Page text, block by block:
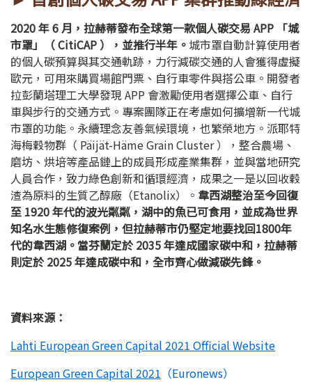
2020 年 6 月，拉赫蒂發布全球第一款個人碳交易 APP 「城
市罩」（ CitiCAP ），並推行半年。 城市罩自動計算使用者
的個人碳預算與其交通軌跡，力行減碳交通的人會獲得虛擬
歐元，可用來購買場館門票、自行車零件與搭公車。開發者
拉彭蘭塔理工大學發現 APP 會激勵使用者選擇公車、自行
車與步行的交通方式。專案團隊正在考慮如何擴增新一代城
市罩的功能。永續理念友善氣候環境，也繁榮地方。派耶特
海梅穀物群（ Päijät-Häme Grain Cluster ），整合農場、
磨坊、烘培等產品鏈上的成員形成產業集群，並與當地研究
人員合作，致力綠色創新和循環經濟，成果之一是以回收穀
渣為原料的生質乙醇廠（Etanolix）。 韋西湖整治至今回復
至 1920 年代的波光粼粼，湖中的魚已可食用，並成為世界
知名水生態修復案例，但拉赫蒂市仍堅定地要找回1800年
代的韋西湖。當芬蘭定於 2035 年達成國家碳中和，拉赫蒂
則定於 2025 年達成碳中和，全市齊心做減碳先鋒。
資料來源：
Lahti European Green Capital 2021 Official Website
European Green Capital 2021 （Euronews）